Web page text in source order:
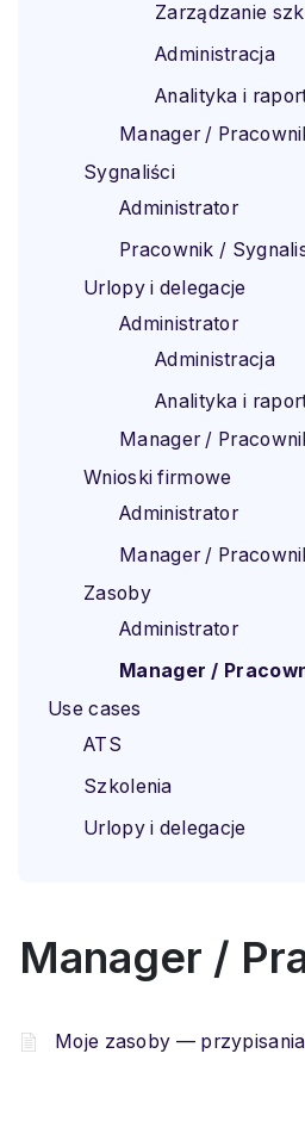
Zarządzanie
Administracja
Analityka i
Manager /
Sygnaliści
Administrator
Pracownik /
Urlopy i delegacje
Administrator
Administracja
Analityka i
Manager /
Wnioski firmowe
Administrator
Manager /
Zasoby
Administrator
Manager /
Use cases
ATS
Szkolenia
Urlopy i delegacje
Manager /
Moje zasoby —